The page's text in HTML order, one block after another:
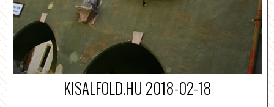
KISALFOLD.HU 2018-02-18